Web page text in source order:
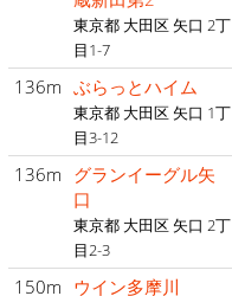
東京都 大田区 矢口 2丁
目1-7
136m ぶらっとハイム
東京都 大田区 矢口 1丁
目3-12
136m グランイーグル矢
口
東京都 大田区 矢口 2丁
目2-3
150m ウイン多摩川